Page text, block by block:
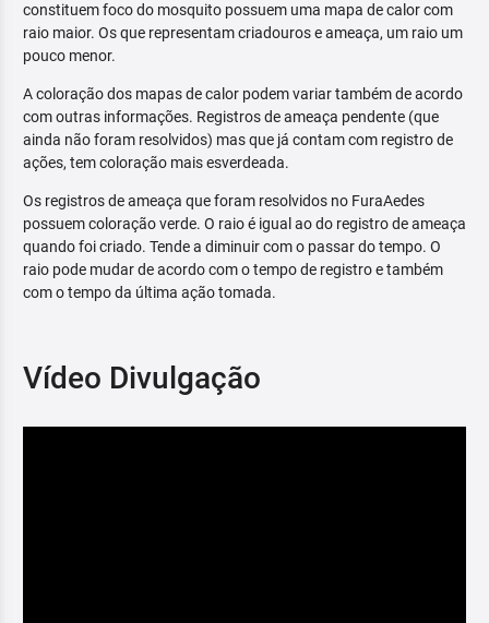
constituem foco do mosquito possuem uma mapa de calor com
raio maior. Os que representam criadouros e ameaça, um raio um
pouco menor.
A coloração dos mapas de calor podem variar também de acordo
com outras informações. Registros de ameaça pendente (que
ainda não foram resolvidos) mas que já contam com registro de
ações, tem coloração mais esverdeada.
Os registros de ameaça que foram resolvidos no FuraAedes
possuem coloração verde. O raio é igual ao do registro de ameaça
quando foi criado. Tende a diminuir com o passar do tempo. O
raio pode mudar de acordo com o tempo de registro e também
com o tempo da última ação tomada.
Vídeo Divulgação